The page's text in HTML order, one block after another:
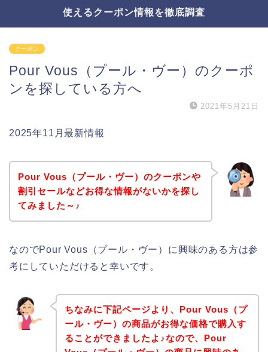
使えるクーポン情報を徹底調査
クーポン
Pour Vous（プール・ヴー）のクーポ
ンを探している方へ
2021年5月21日
2025年11月最新情報
Pour Vous（プール・ヴー）のクーポンや
割引セールなどお得な情報がないかを探し
てみました～♪
なのでPour Vous（プール・ヴー）に興味のある方は参
考にしていただけると幸いです。
ちなみに下記ページより、Pour Vous（プ
ール・ヴー）の商品がお得な価格で購入す
ることができましたよ♪なので、Pour